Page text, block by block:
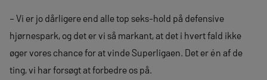
– Vi er jo dårligere end alle top seks-hold på defensive
hjørnespark, og det er vi så markant, at det i hvert fald ikke
øger vores chance for at vinde Superligaen. Det er én af de
ting, vi har forsøgt at forbedre os på.